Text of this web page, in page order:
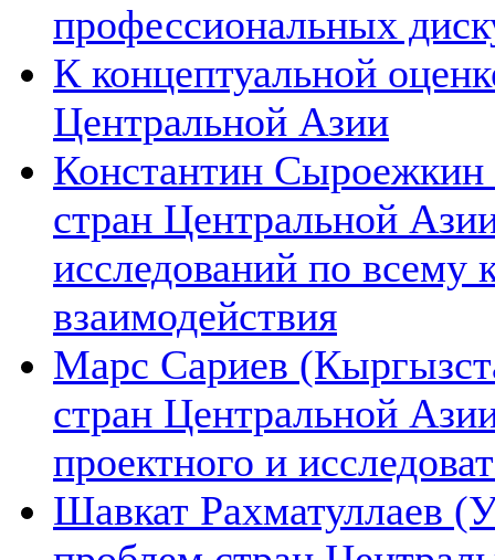
профессиональных
К концептуальной
Центральной Азии
Константин Сыроежкин
стран Центральной
исследований по всему
взаимодействия
Марс Сариев
стран Центральной
проектного и
Шавкат Рахматуллаев